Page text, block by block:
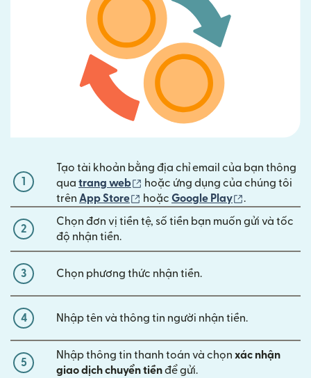
1
Tạo tài khoản bằng địa chỉ email của bạn thông
qua trang web (mở trong cửa sổ mới)
hoặc ứng dụng của chúng tôi
trên App Store (mở trong cửa sổ mới)
hoặc Google Play (mở trong
.
2
Chọn đơn vị tiền tệ, số tiền bạn muốn gửi và tốc
độ nhận tiền.
3 Chọn phương thức nhận tiền.
4 Nhập tên và thông tin người nhận tiền.
5
Nhập thông tin thanh toán và chọn xác nhận
giao dịch chuyển tiềnđể gửi.